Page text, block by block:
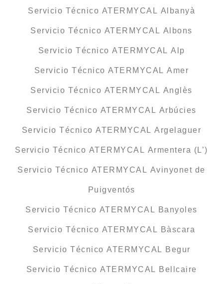
Servicio Técnico ATERMYCAL Albanyà
Servicio Técnico ATERMYCAL Albons
Servicio Técnico ATERMYCAL Alp
Servicio Técnico ATERMYCAL Amer
Servicio Técnico ATERMYCAL Anglès
Servicio Técnico ATERMYCAL Arbúcies
Servicio Técnico ATERMYCAL Argelaguer
Servicio Técnico ATERMYCAL Armentera (L’)
Servicio Técnico ATERMYCAL Avinyonet de
Puigventós
Servicio Técnico ATERMYCAL Banyoles
Servicio Técnico ATERMYCAL Bàscara
Servicio Técnico ATERMYCAL Begur
Servicio Técnico ATERMYCAL Bellcaire